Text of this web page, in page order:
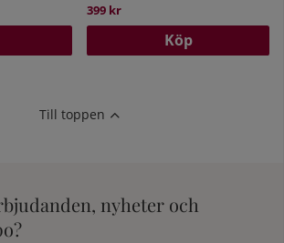
399 kr
Köp
Till toppen
nyheter och